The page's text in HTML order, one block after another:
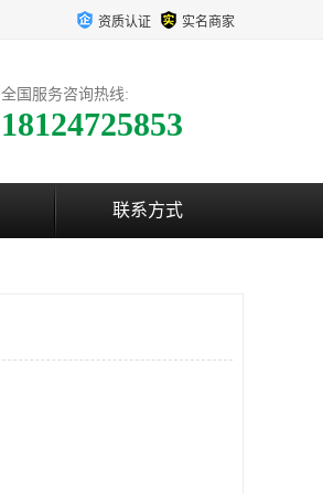
资质认证 实名商家
全国服务咨询热线:
18124725853
联系方式